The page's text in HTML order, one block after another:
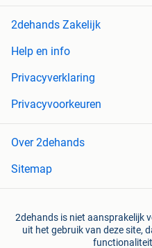
2dehands Zakelijk
Help en info
Privacyverklaring
Privacyvoorkeuren
Over 2dehands
Sitemap
2dehands is niet aansprakelijk
uit het gebruik van deze site,